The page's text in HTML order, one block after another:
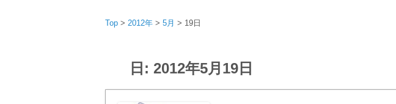
Top > 2012年 > 5月 > 19日
日: 2012年5月19日